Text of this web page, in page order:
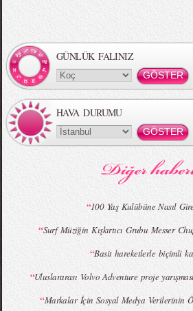
MBFWI - Gülçin Çengel 2015 Yaz
MBFWI - Giray Sepin 2015 Yaz Koleksiyonu MBFWI -
GÜNLÜK FALINIZ
HAVA DURUMU
“100 Yaş Kulübüne Nasıl
“Surf Müziğin Kışkırtıcı Grubu Messer
“Basit hareketlerle biçimli
“Uluslararası Volvo Adventure proje
“Markalar İçin Sosyal Medya Verilerinin